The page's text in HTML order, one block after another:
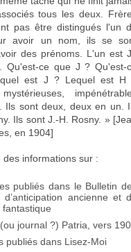
tous les deux.
pas être distingués l'un
avoir un nom, ils se
des prénoms. L'un est J.,
Qu'est-ce que J ? Qu'est-
est J ? Lequel est H
Ils sont deux, deux en un.
Ils sont J.-H. Rosny. »
en 1904]
des informations sur :
publiés dans le Bulletin
d’anticipation ancienne et
fantastique
journal ?) Patria, vers
publiés dans Lisez-Moi